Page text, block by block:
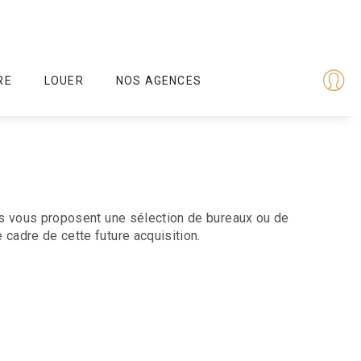
LOUER NOS AGENCES
proposent une sélection de bureaux ou de
de cette future acquisition.